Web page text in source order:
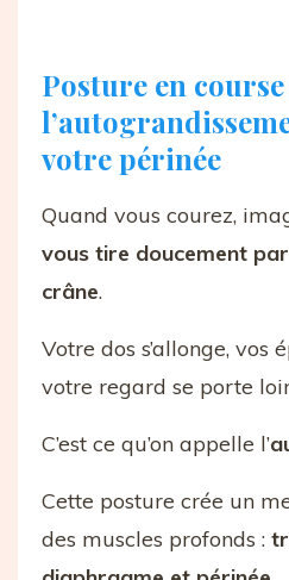
Posture en
votre périnée
Quand vous courez,
vous tire doucement
crâne.
Votre dos s’allonge, vos
votre regard se porte
C’est ce qu’on appelle l’
Cette posture crée un
des muscles profonds :